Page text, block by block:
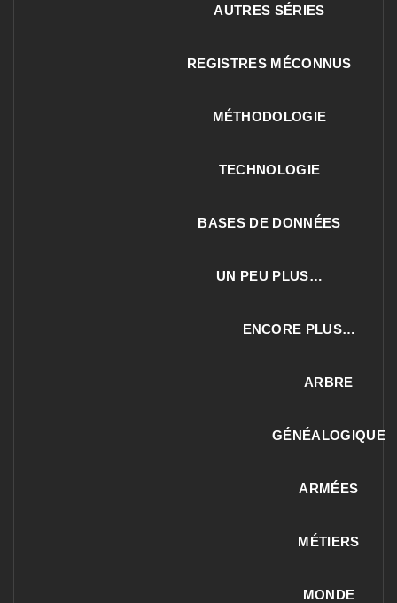
AUTRES SÉRIES
REGISTRES MÉCONNUS
MÉTHODOLOGIE
TECHNOLOGIE
BASES DE DONNÉES
UN PEU PLUS…
ENCORE PLUS…
ARBRE
GÉNÉALOGIQUE
ARMÉES
MÉTIERS
MONDE